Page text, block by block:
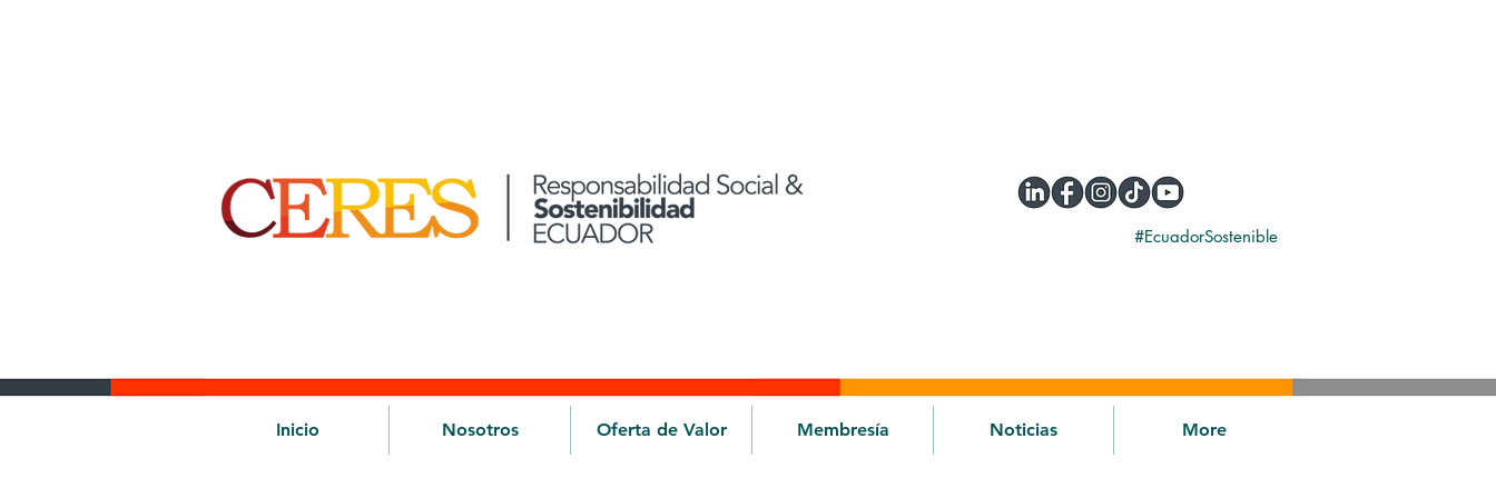
#EcuadorSostenible
Inicio Nosotros Oferta de Valor Membresía Noticias More